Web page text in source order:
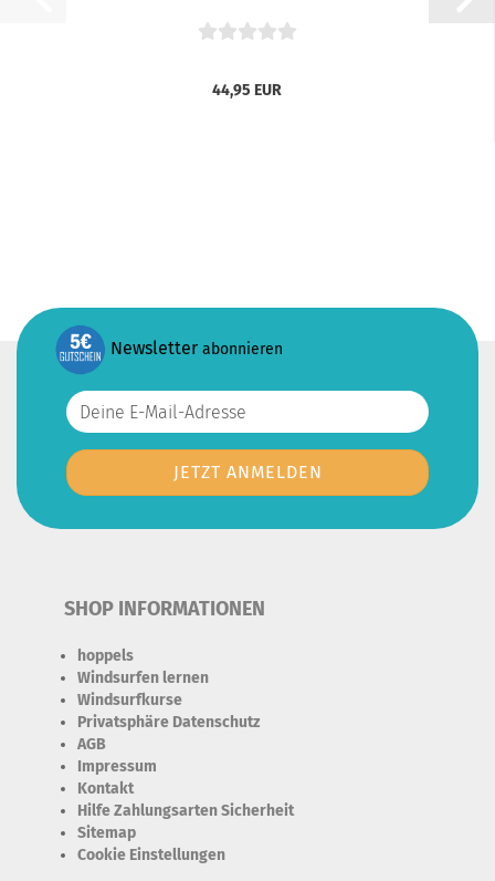
44,95 EUR
Newsletter abonnieren
SHOP INFORMATIONEN
hoppels
Windsurfen lernen
Windsurfkurse
Privatsphäre Datenschutz
AGB
Impressum
Kontakt
Hilfe Zahlungsarten Sicherheit
Sitemap
Cookie Einstellungen